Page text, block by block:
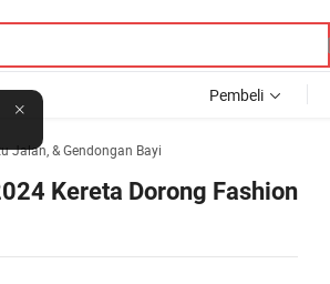
Pembeli
Jalan, & Gendongan Bayi
Kereta Dorong Fashion